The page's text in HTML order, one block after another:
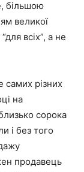
більшою
великої
всіх”, а не
самих різних
на
сорока
і без того
продавець